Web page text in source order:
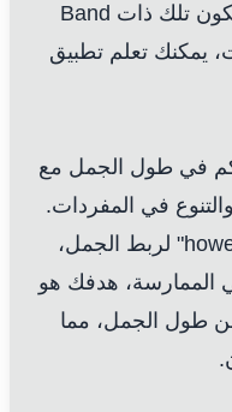
تستخدم تنوعًا في الجمل، بينما تكون تلك ذات Band
يمكنك تعلم تطبيق
في طول الجمل مع
في المفردات.
على سبيل المثال، استخدم "however" لربط الجمل،
الممارسة، هدفك هو
طول الجمل، مما